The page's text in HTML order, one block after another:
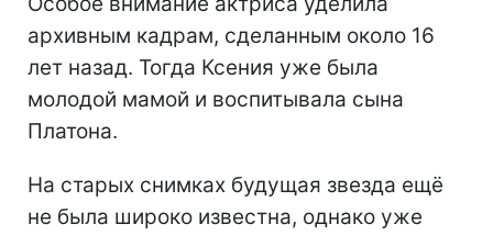
архивным кадрам, сделанным около 16
лет назад. Тогда Ксения уже была
молодой мамой и воспитывала сына
Платона.
На старых снимках будущая звезда ещё
не была широко известна, однако уже